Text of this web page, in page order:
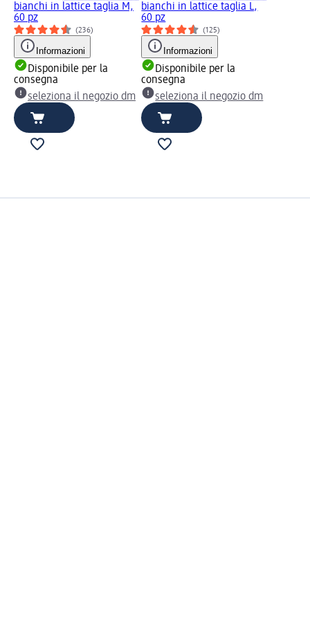
bianchi in lattice taglia M,
60 pz
(236)
Informazioni
Disponibile per la
consegna
seleziona il negozio dm
bianchi in lattice taglia L,
60 pz
(125)
Informazioni
Disponibile per la
consegna
seleziona il negozio dm